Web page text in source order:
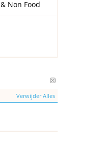
Non Food
Verwijder Alles